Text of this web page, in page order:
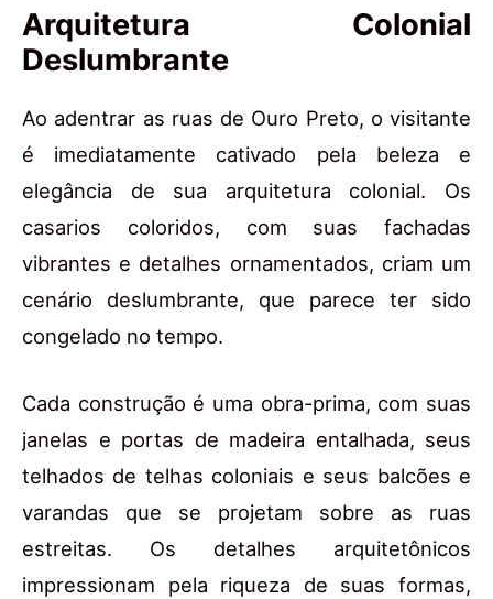
Arquitetura Colonial
Deslumbrante
Ao adentrar as ruas de Ouro Preto, o visitante
é imediatamente cativado pela beleza e
elegância de sua arquitetura colonial. Os
casarios coloridos, com suas fachadas
vibrantes e detalhes ornamentados, criam um
cenário deslumbrante, que parece ter sido
congelado no tempo.
Cada construção é uma obra-prima, com suas
janelas e portas de madeira entalhada, seus
telhados de telhas coloniais e seus balcões e
varandas que se projetam sobre as ruas
estreitas. Os detalhes arquitetônicos
impressionam pela riqueza de suas formas,